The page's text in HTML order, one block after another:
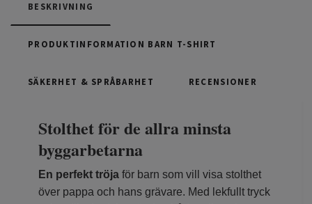
BESKRIVNING
PRODUKTINFORMATION BARN T-SHIRT
SÄKERHET & SPRÅBARHET RECENSIONER
Stolthet för de allra minsta
byggarbetarna
En perfekt tröja för barn som vill visa stolthet
över pappa och hans grävare. Med lekfullt tryck